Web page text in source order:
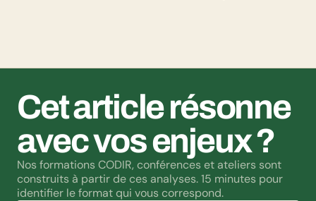
Cet article résonne
avec vos enjeux ?
Nos formations CODIR, conférences et ateliers sont
construits à partir de ces analyses. 15 minutes pour
identifier le format qui vous correspond.